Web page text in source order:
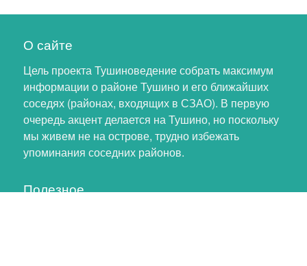
О сайте
Цель проекта Тушиноведение собрать максимум
информации о районе Тушино и его ближайших
соседях (районах, входящих в СЗАО). В первую
очередь акцент делается на Тушино, но поскольку
мы живем не на острове, трудно избежать
упоминания соседних районов.
Полезное